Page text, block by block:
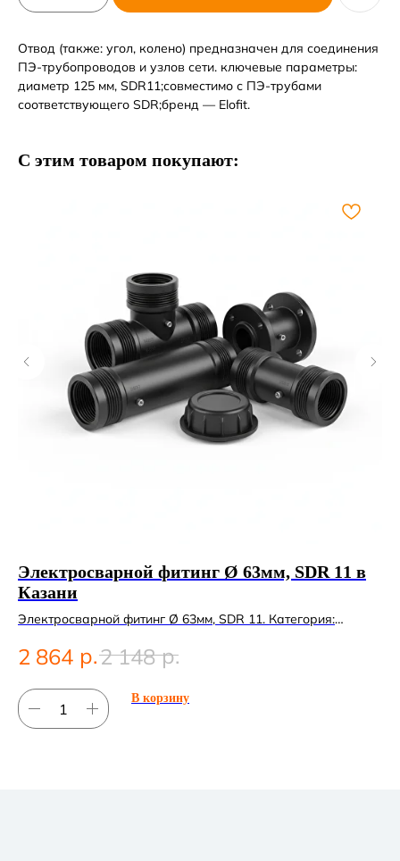
Отвод (также: угол, колено) предназначен для соединения
ПЭ-трубопроводов и узлов сети. ключевые параметры:
диаметр 125 мм, SDR11;совместимо с ПЭ-трубами
соответствующего SDR;бренд — Elofit.
С этим товаром покупают:
Электросварной фитинг Ø 63мм, SDR 11 в
Казани
Электросварной фитинг Ø 63мм, SDR 11. Категория:
2 864 р.2 148 р.
В корзину